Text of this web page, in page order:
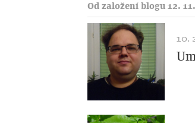
Od založení blogu 12.
10.